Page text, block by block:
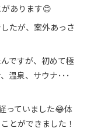
あります😊
たが、案外あっさ
ですが、初めて極
温泉、サウナ･･･
っていました😂体
とができました！